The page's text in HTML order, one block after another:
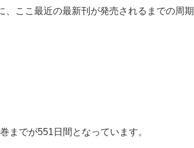
ここ最近の最新刊が発売されるまでの周
までが551日間となっています。